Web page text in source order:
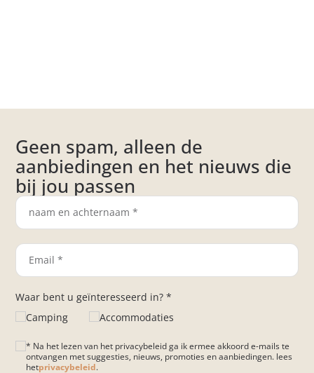
Geen spam, alleen de
aanbiedingen en het nieuws die
bij jou passen
Waar bent u geïnteresseerd in? *
Camping
Accommodaties
* Na het lezen van het privacybeleid ga ik ermee akkoord e-mails te
ontvangen met suggesties, nieuws, promoties en aanbiedingen. lees
hetprivacybeleid.